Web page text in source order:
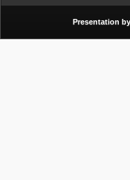
Presentation